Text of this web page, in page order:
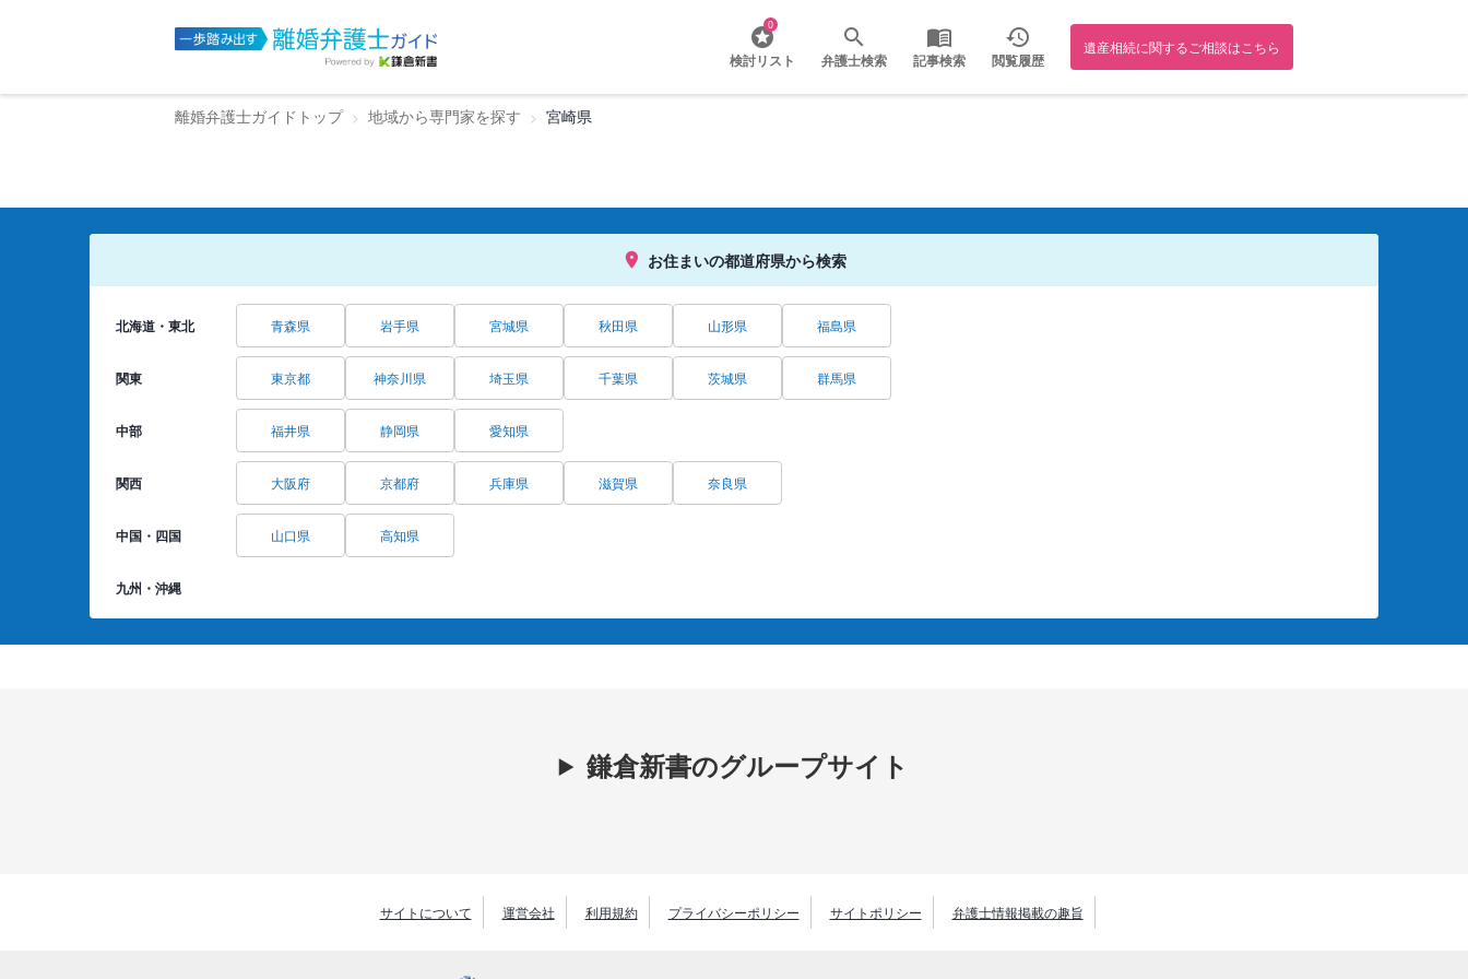
0
検討リスト 弁護士検索 記事検索 閲覧履歴
遺産相続に関するご相談はこちら
離婚弁護士ガイドトップ 地域から専門家を探す 宮崎県
お住まいの都道府県から検索
北海道・東北 青森県 岩手県 宮城県 秋田県 山形県 福島県
関東 東京都 神奈川県 埼玉県 千葉県 茨城県 群馬県
中部 福井県 静岡県 愛知県
関西 大阪府 京都府 兵庫県 滋賀県 奈良県
中国・四国 山口県 高知県
九州・沖縄
鎌倉新書のグループサイト
サイトについて 運営会社 利用規約 プライバシーポリシー サイトポリシー 弁護士情報掲載の趣旨